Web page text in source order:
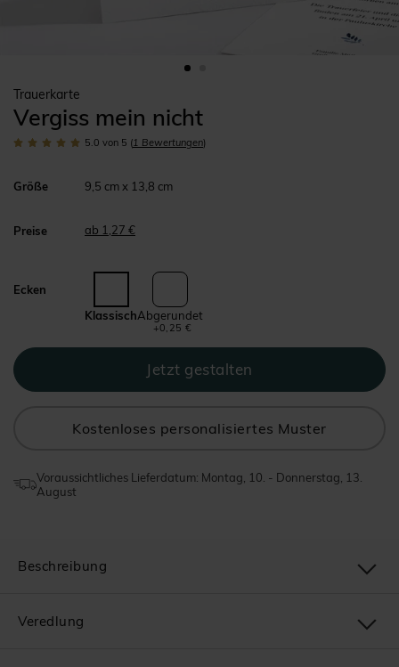
Trauerkarte
Vergiss mein nicht
5.0 von 5 (1 Bewertungen)
Größe 9,5 cm x 13,8 cm
Preise ab 1,27 €
Ecken
KlassischAbgerundet
+0,25 €
Kostenloses personalisiertes Muster
Voraussichtliches Lieferdatum: Montag, 10. - Donnerstag, 13.
August
Beschreibung
Veredlung